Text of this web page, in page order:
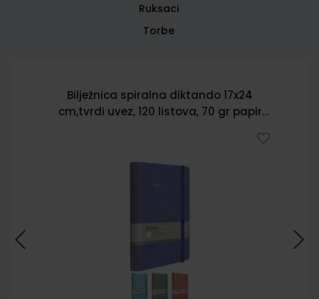
Ruksaci
Torbe
Bilježnica spiralna diktando 17x24
cm,tvrdi uvez, 120 listova, 70 gr papir